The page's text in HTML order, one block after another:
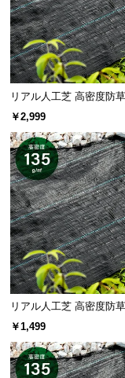
o.,
敷きたい場所
ハサミやカッタ
たい場所に合わ
リアル人工芝 高密度防
10m
￥2,999
リアル人工芝 高密度防
5m
￥1,499